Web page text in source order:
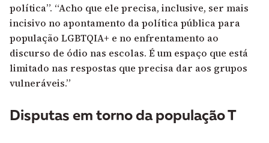
política”. “Acho que ele precisa, inclusive, ser mais
incisivo no apontamento da política pública para
população LGBTQIA+ e no enfrentamento ao
discurso de ódio nas escolas. É um espaço que está
limitado nas respostas que precisa dar aos grupos
vulneráveis.”
Disputas em torno da população T